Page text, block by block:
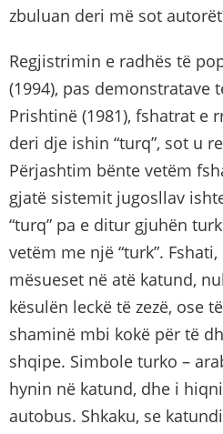
zbuluan deri më sot
Regjistrimin e radhës të
(1994), pas demonstratave
Prishtinë (1981), fshatrat e
deri dje ishin “turq”, sot u
Përjashtim bënte vetëm
gjatë sistemit jugosllav
“turq” pa e ditur gjuhën
vetëm me një “turk”.
mësueset në atë katund,
kësulën leckë të zezë, ose
shaminë mbi kokë për të
shqipe. Simbole turko –
hynin në katund, dhe i
autobus. Shkaku, se